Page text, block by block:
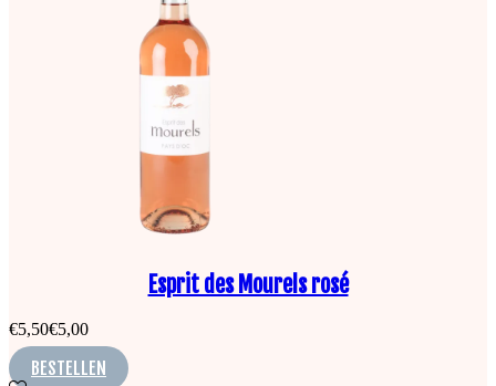
Esprit des Mourels rosé
€5,50€5,00
BESTELLEN